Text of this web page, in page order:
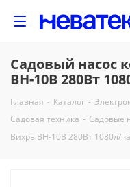
Садовый насос
ВН-10В 280Вт
Главная - Каталог -
Садовая техника - Садовые
Вихрь ВН-10В 280Вт 1080л/